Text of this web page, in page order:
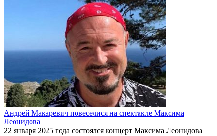
Андрей Макаревич повеселися на спектакле Максима
Леонидова
22 января 2025 года состоялся концерт Максима Леонидова